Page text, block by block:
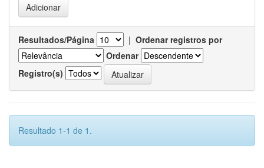
Resultados/Página | Ordenar registros por
Ordenar
Registro(s)
Resultado 1-1 de 1.